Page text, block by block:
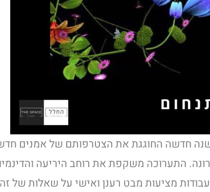
חדשה החוגגת את הצטרפותם של אמנים
התערוכה משקפת את רוחב היריעה
מציעות מבט רענן ואישי על שאלות של